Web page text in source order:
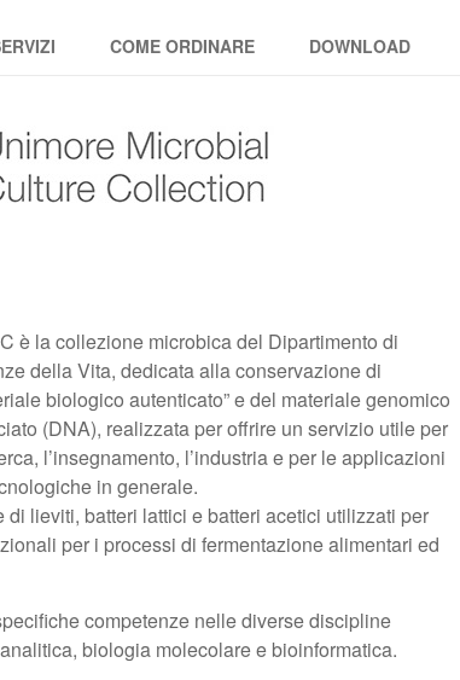
COME ORDINARE DOWNLOAD
è la collezione microbica del Dipartimento di
della Vita, dedicata alla conservazione di
biologico autenticato” e del materiale genomico
(DNA), realizzata per offrire un servizio utile per
l’insegnamento, l’industria e per le applicazioni
in generale.
lieviti, batteri lattici e batteri acetici utilizzati per
per i processi di fermentazione alimentari ed
competenze nelle diverse discipline
biologia molecolare e bioinformatica.